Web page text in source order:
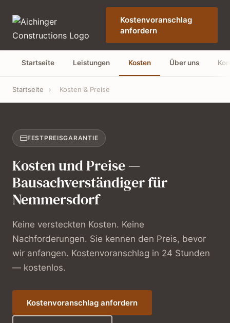
Kostenvoranschlag
anfordern
Startseite Leistungen Kosten Über uns
Startseite › Kosten & Preise
FESTPREISGARANTIE
Kosten und Preise —
Bausachverständiger für
Nemmersdorf
Keine versteckten Kosten. Keine
Nachforderungen. Sie kennen den Preis, bevor
wir anfangen. Kostenvoranschlag in 24 Stunden
— kostenlos.
Kostenvoranschlag anfordern